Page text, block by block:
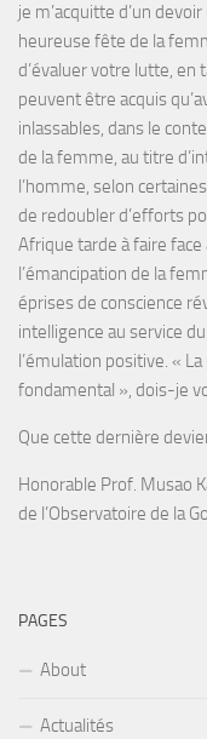
je m’acquitte d’un
heureuse fête de la
d’évaluer votre lutte,
peuvent être acquis
inlassables, dans le
de la femme, au titre
l’homme, selon
de redoubler d’efforts
Afrique tarde à faire
l’émancipation de la
éprises de conscience
intelligence au service
l’émulation positive. «
fondamental », dois-je
Que cette dernière
Honorable Prof. Musao
de l’Observatoire de la
PAGES
About
Actualités